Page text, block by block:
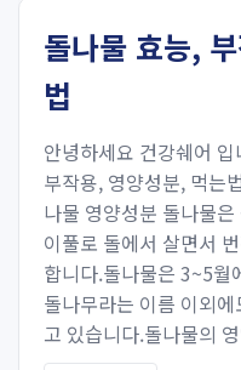
돌나물 효능,
법
안녕하세요 건강쉐어
부작용, 영양성분, 먹는
나물 영양성분 돌나물
이풀로 돌에서 살면서
합니다.돌나물은 3~5월
돌나무라는 이름 이외
고 있습니다.돌나물의